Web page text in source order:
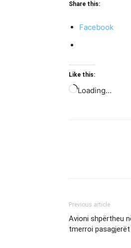
Share this:
Facebook
Like this:
Loading…
Previous article
Avioni shpërtheu
tmerroi pasagjerët